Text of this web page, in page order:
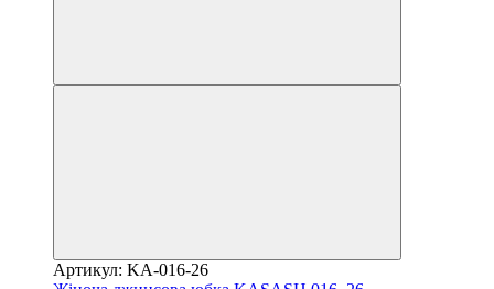
Артикул: KA-016-26